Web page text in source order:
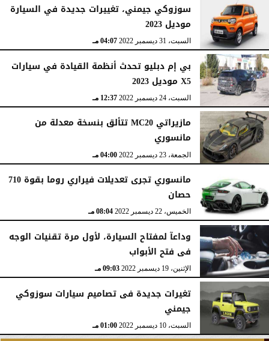
سوزوكي جيمني، تغييرات جديدة في السيارة
موديل 2023
السبت، 31 ديسمبر 2022 04:07 مـ
بي إم دبليو تحدث أنظمة القيادة في سيارات
X5 موديل 2023
السبت، 24 ديسمبر 2022 12:37 مـ
مازيراتي MC20 تتألق بنسخة معدلة من
مانسوري
الجمعة، 23 ديسمبر 2022 04:00 مـ
مانسوري تجرى تعديلات فيراري روما بقوة 710
حصان
الخميس، 22 ديسمبر 2022 08:04 مـ
وداعآ لمفتاح السيارة، لأول مرة تقنيات الوجه
فى فتح الأبواب
الإثنين، 19 ديسمبر 2022 09:03 مـ
تغيرات جديدة فى تصاميم سيارات سوزوكي
جيمني
السبت، 10 ديسمبر 2022 01:00 مـ